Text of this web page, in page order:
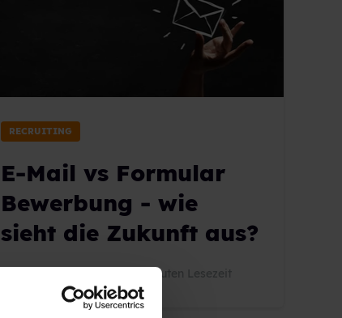
RECRUITING
E-Mail vs Formular
Bewerbung - wie
sieht die Zukunft aus?
3 Minuten Lesezeit